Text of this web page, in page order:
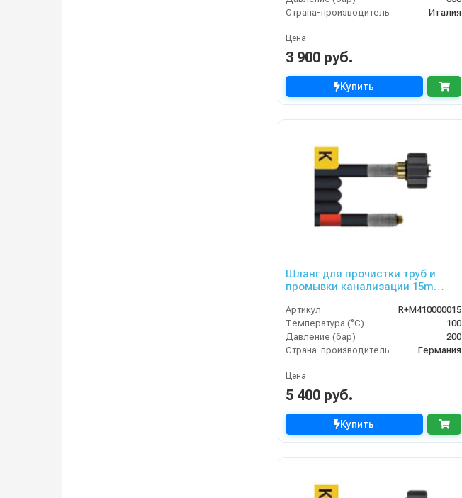
Страна-производитель
Италия
Цена
3 900 руб.
Купить
Шланг для прочистки труб и
промывки канализации 15m
Артикул
R+M410000015
Температура (°C)
100
Давление (бар)
200
Страна-производитель
Германия
Цена
5 400 руб.
Купить